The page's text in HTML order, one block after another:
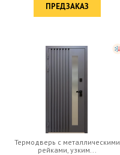
ПРЕДЗАКАЗ
Термодверь с металлическими
рейками, узким...